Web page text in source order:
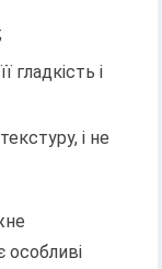
гладкість і
і не
особливі